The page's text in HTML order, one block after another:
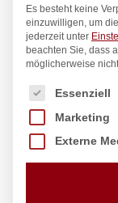
Es besteht keine
einzuwilligen, um
jederzeit unter
beachten Sie, dass
möglicherweise
Es folgt eine
Essenziell
Marketing
Externe